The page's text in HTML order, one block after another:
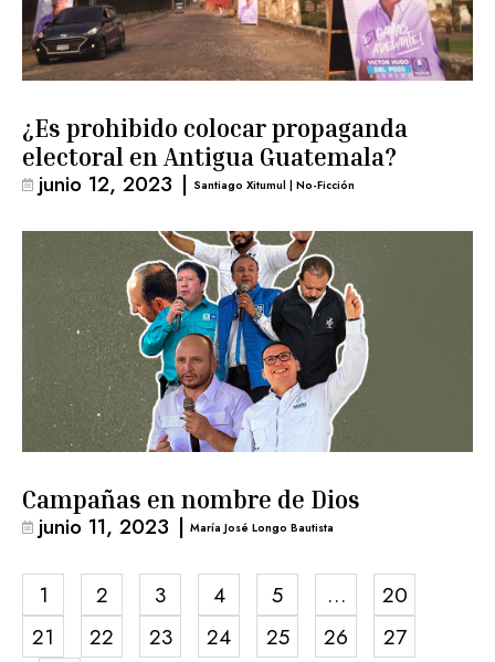
¿Es prohibido colocar propaganda
electoral en Antigua Guatemala?
junio 12, 2023 | Santiago Xitumul | No-Ficción
Campañas en nombre de Dios
junio 11, 2023 | María José Longo Bautista
1 2 3 4 5 …
20
21
22 23 24 25 26 27